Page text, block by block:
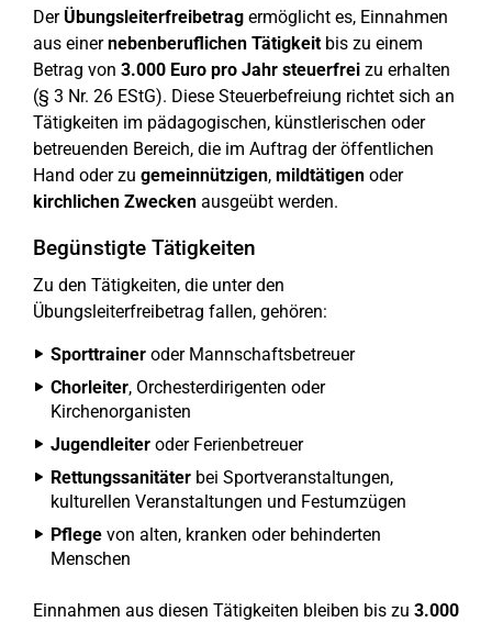
Der Übungsleiterfreibetrag ermöglicht es, Einnahmen
aus einernebenberuflichen Tätigkeitbis zu einem
Betrag von 3.000 Euro pro Jahr steuerfrei zu erhalten
(§ 3 Nr. 26 EStG). Diese Steuerbefreiung richtet sich an
Tätigkeiten im pädagogischen, künstlerischen oder
betreuenden Bereich, die im Auftrag der öffentlichen
Hand oder zu gemeinnützigen, mildtätigen oder
kirchlichen Zwecken ausgeübt werden.
Begünstigte Tätigkeiten
Zu den Tätigkeiten, die unter den
Übungsleiterfreibetrag fallen, gehören:
Sporttrainer oder Mannschaftsbetreuer
Chorleiter, Orchesterdirigenten oder
Kirchenorganisten
Jugendleiter oder Ferienbetreuer
Rettungssanitäter bei Sportveranstaltungen,
kulturellen Veranstaltungen und Festumzügen
Pflege von alten, kranken oder behinderten
Menschen
Einnahmen aus diesen Tätigkeiten bleiben bis zu 3.000